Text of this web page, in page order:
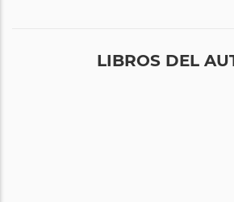
LIBROS DEL